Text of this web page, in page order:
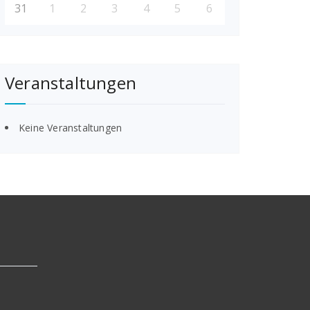
31 1 2 3 4 5 6
Veranstaltungen
Keine Veranstaltungen